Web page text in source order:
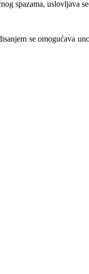
spazama, uslovljava
se omogućava